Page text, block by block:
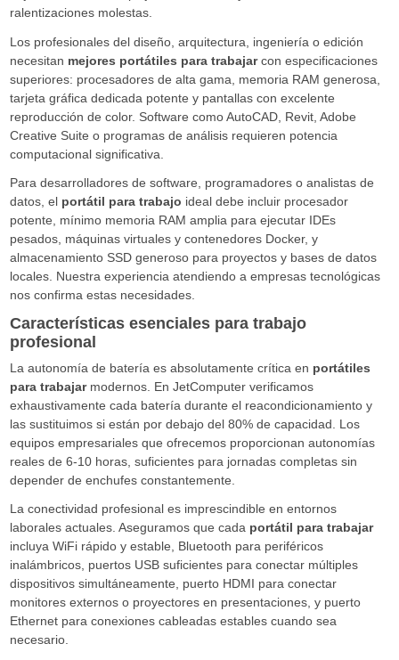
ralentizaciones molestas.
Los profesionales del diseño, arquitectura, ingeniería o edición
necesitan mejores portátiles para trabajarcon especificaciones
superiores: procesadores de alta gama, memoria RAM generosa,
tarjeta gráfica dedicada potente y pantallas con excelente
reproducción de color. Software como AutoCAD, Revit, Adobe
Creative Suite o programas de análisis requieren potencia
computacional significativa.
Para desarrolladores de software, programadores o analistas de
datos, el portátil para trabajo ideal debe incluir procesador
potente, mínimo memoria RAM amplia para ejecutar IDEs
pesados, máquinas virtuales y contenedores Docker, y
almacenamiento SSD generoso para proyectos y bases de datos
locales. Nuestra experiencia atendiendo a empresas tecnológicas
nos confirma estas necesidades.
Características esenciales para trabajo
profesional
La autonomía de batería es absolutamente crítica en portátiles
para trabajarmodernos. En JetComputer verificamos
exhaustivamente cada batería durante el reacondicionamiento y
las sustituimos si están por debajo del 80% de capacidad. Los
equipos empresariales que ofrecemos proporcionan autonomías
reales de 6-10 horas, suficientes para jornadas completas sin
depender de enchufes constantemente.
La conectividad profesional es imprescindible en entornos
laborales actuales. Aseguramos que cada portátil para trabajar
incluya WiFi rápido y estable, Bluetooth para periféricos
inalámbricos, puertos USB suficientes para conectar múltiples
dispositivos simultáneamente, puerto HDMI para conectar
monitores externos o proyectores en presentaciones, y puerto
Ethernet para conexiones cableadas estables cuando sea
necesario.